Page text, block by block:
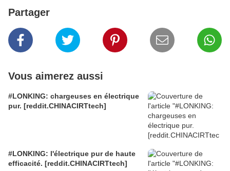
Partager
Vous aimerez aussi
#LONKING: chargeuses en électrique
pur. [reddit.CHINACIRTtech]
#LONKING: l'électrique pur de haute
efficacité. [reddit.CHINACIRTtech]